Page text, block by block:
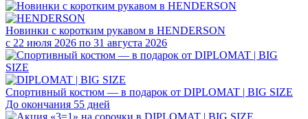
Новинки с коротким рукавом в HENDERSON
с 22 июля 2026 по 31 августа 2026
Спортивный костюм — в подарок от DIPLOMAT | BIG SIZE
До окончания 55 дней